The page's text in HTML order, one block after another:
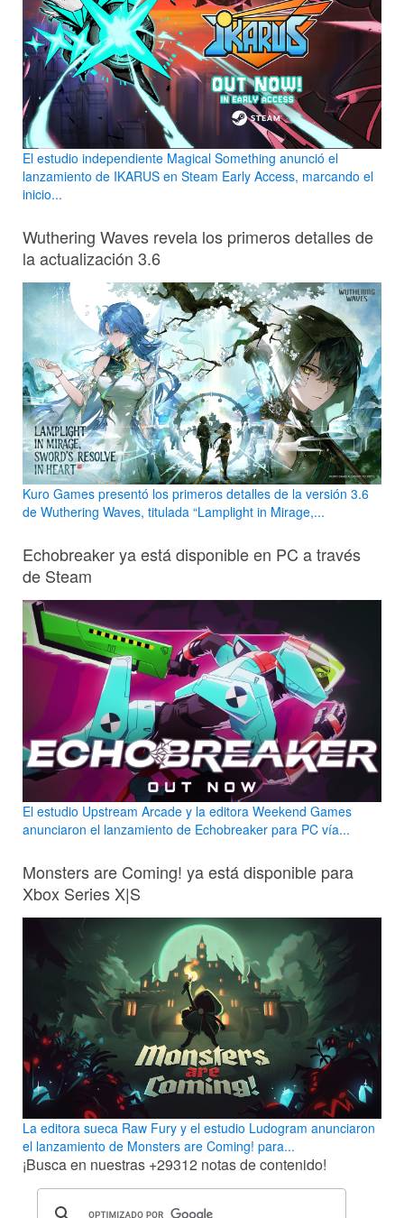
El estudio independiente Magical Something anunció el
lanzamiento de IKARUS en Steam Early Access, marcando el
inicio...
Wuthering Waves revela los primeros detalles de
la actualización 3.6
Kuro Games presentó los primeros detalles de la versión 3.6
de Wuthering Waves, titulada “Lamplight in Mirage,...
Echobreaker ya está disponible en PC a través
de Steam
El estudio Upstream Arcade y la editora Weekend Games
anunciaron el lanzamiento de Echobreaker para PC vía...
Monsters are Coming! ya está disponible para
Xbox Series X|S
La editora sueca Raw Fury y el estudio Ludogram anunciaron
el lanzamiento de Monsters are Coming! para...
¡Busca en nuestras +29312 notas de contenido!